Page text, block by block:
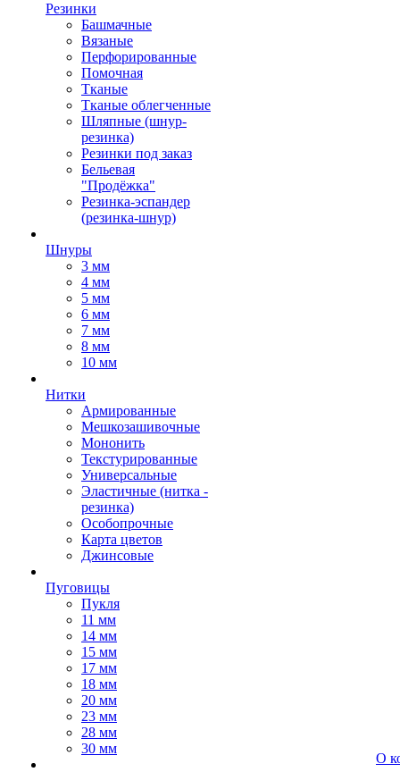
Резинки
Башмачные
Вязаные
Перфорированные
Помочная
Тканые
Тканые облегченные
Шляпные (шнур-
резинка)
Резинки под заказ
Бельевая
"Продёжка"
Резинка-эспандер
(резинка-шнур)
Шнуры
3 мм
4 мм
5 мм
6 мм
7 мм
8 мм
10 мм
Нитки
Армированные
Мешкозашивочные
Мононить
Текстурированные
Универсальные
Эластичные (нитка -
резинка)
Особопрочные
Карта цветов
Джинсовые
Пуговицы
Пукля
11 мм
14 мм
15 мм
17 мм
18 мм
20 мм
23 мм
28 мм
30 мм
О